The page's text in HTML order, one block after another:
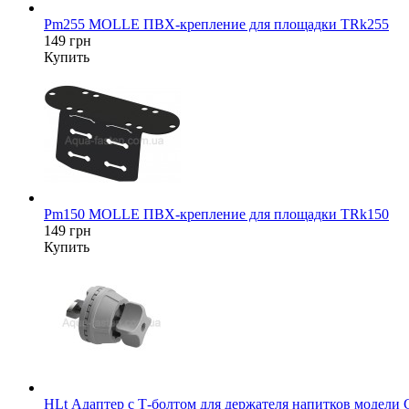
Pm255 MOLLE ПВХ-крепление для площадки TRk255
149 грн
Купить
Pm150 MOLLE ПВХ-крепление для площадки TRk150
149 грн
Купить
HLt Адаптер c Т-болтом для держателя напитков модели